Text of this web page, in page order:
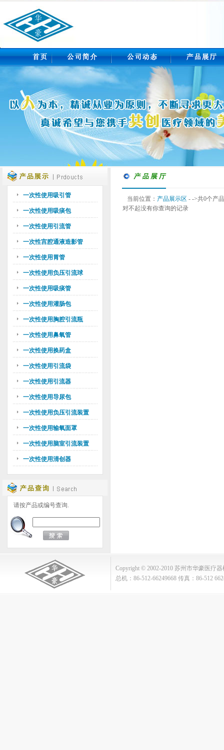
一次性使用吸引管
一次性使用吸痰包
一次性使用引流管
一次性宫腔通液造影管
一次性使用胃管
一次性使用负压引流球
一次性使用吸痰管
一次性使用灌肠包
一次性使用胸腔引流瓶
一次性使用鼻氧管
一次性使用换药盒
一次性使用引流袋
一次性使用引流器
一次性使用导尿包
一次性使用负压引流装置
一次性使用输氧面罩
一次性使用脑室引流装置
一次性使用清创器
请按产品或编号查询.
当前位置： 产品展示区 - ->共0个产
对不起没有你查询的记录
Copyright © 2002-2010 苏州市华豪医疗
总机：86-512-66249668 传真：86-512